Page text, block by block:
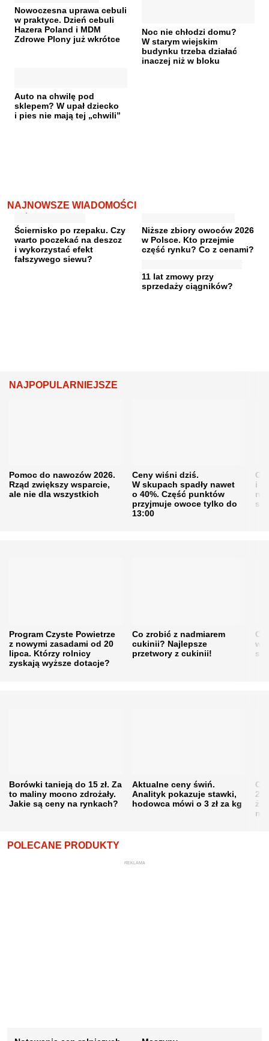
Nowoczesna uprawa cebuli
w praktyce. Dzień cebuli
Hazera Poland i MDM
Zdrowe Plony już wkrótce
Noc nie chłodzi domu?
W starym wiejskim
budynku trzeba działać
inaczej niż w bloku
Auto na chwilę pod
sklepem? W upał dziecko
i pies nie mają tej „chwili”
NAJNOWSZE WIADOMOŚCI
Ściernisko po rzepaku. Czy
warto poczekać na deszcz
i wykorzystać efekt
fałszywego siewu?
Niższe zbiory owoców 2026
w Polsce. Kto przejmie
część rynku? Co z cenami?
11 lat zmowy przy
sprzedaży ciągników?
NAJPOPULARNIEJSZE
Pomoc do nawozów 2026.
Rząd zwiększy wsparcie,
ale nie dla wszystkich
Ceny wiśni dziś.
W skupach spadły nawet
o 40%. Część punktów
przyjmuje owoce tylko do
13:00
i
Program Czyste Powietrze
z nowymi zasadami od 20
lipca. Którzy rolnicy
zyskają wyższe dotacje?
Co zrobić z nadmiarem
cukinii? Najlepsze
przetwory z cukinii!
w
Borówki tanieją do 15 zł. Za
to maliny mocno zdrożały.
Jakie są ceny na rynkach?
Aktualne ceny świń.
Analityk pokazuje stawki,
hodowca mówi o 3 zł za kg
POLECANE PRODUKTY
REKLAMA